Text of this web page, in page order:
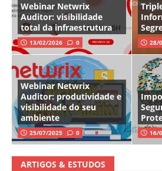
Webinar Netwrix
Auditor: visibilidade
total da infraestrutura
13/02/2026 0 28/
Webinar Netwrix
Auditor: produtividade e
visibilidade do seu
ambiente
25/07/2025 0 16/
ARTIGOS & ESTUDOS